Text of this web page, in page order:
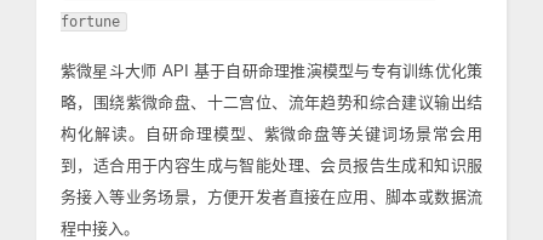
fortune
紫微星斗大师 API 基于自研命理推演模型与专有训练优化策
略，围绕紫微命盘、十二宫位、流年趋势和综合建议输出结
构化解读。自研命理模型、紫微命盘等关键词场景常会用
到，适合用于内容生成与智能处理、会员报告生成和知识服
务接入等业务场景，方便开发者直接在应用、脚本或数据流
程中接入。